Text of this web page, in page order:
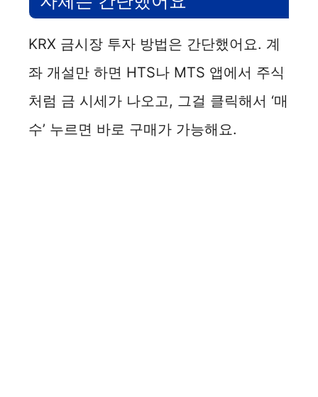
KRX 금시장 투자 방법은 간단했어요. 계
좌 개설만 하면 HTS나 MTS 앱에서 주식
처럼 금 시세가 나오고, 그걸 클릭해서 ‘매
수’ 누르면 바로 구매가 가능해요.